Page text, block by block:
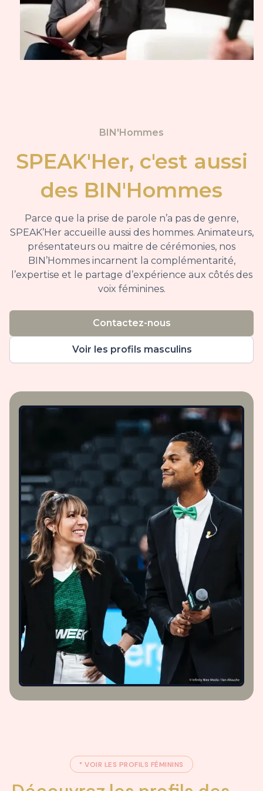
BIN'Hommes
SPEAK'Her, c'est aussi
des BIN'Hommes
Parce que la prise de parole n’a pas de genre,
SPEAK’Her accueille aussi des hommes. Animateurs,
présentateurs ou maitre de cérémonies, nos
BIN’Hommes incarnent la complémentarité,
l’expertise et le partage d’expérience aux côtés des
voix féminines.
Voir les profils masculins
Contactez-nous
° VOIR LES PROFILS FÉMININS